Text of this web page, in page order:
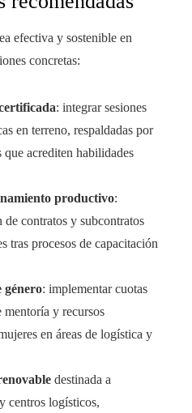
efectiva y sostenible en
concretas:
: integrar sesiones
en terreno, respaldadas por
acrediten habilidades
productivo:
contratos y subcontratos
tras procesos de capacitación
género: implementar cuotas
mentoría y recursos
en áreas de logística y
destinada a
centros logísticos,